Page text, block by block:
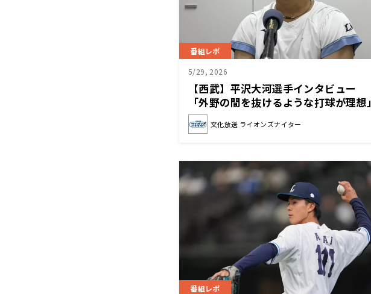
番組レポ
5/29, 2026
【西武】平沢大河選手インタビュー
「外野の間を抜けるような打球が理想」
文化放送 ライオンズナイター
番組レポ